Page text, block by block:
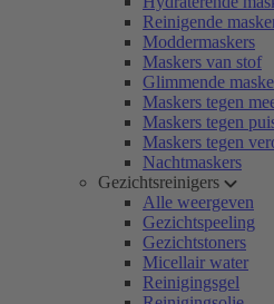
Reinigende
Moddermaskers
Maskers van stof
Glimmende
Maskers tegen
Maskers tegen
Maskers tegen
Nachtmaskers
Gezichtsreinigers
Alle weergeven
Gezichtspeeling
Gezichtstoners
Micellair water
Reinigingsgel